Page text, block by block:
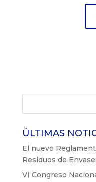
ÚLTIMAS
El nuevo
Residuos de
VI Congreso